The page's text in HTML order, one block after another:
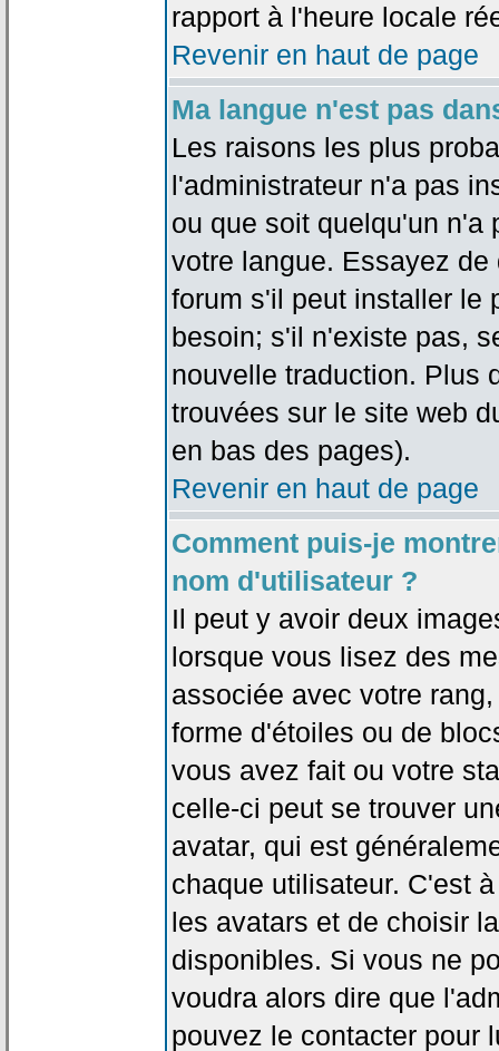
rapport à l'heure locale
Revenir en haut de page
Ma langue n'est pas
Les raisons les plus
l'administrateur n'a pas
ou que soit quelqu'un n'a
votre langue. Essayez
forum s'il peut installer le
besoin; s'il n'existe pas,
nouvelle traduction. Plus
trouvées sur le site web
en bas des pages).
Revenir en haut de page
Comment puis-je
nom d'utilisateur ?
Il peut y avoir deux
lorsque vous lisez des
associée avec votre
forme d'étoiles ou de
vous avez fait ou votre
celle-ci peut se trouver
avatar, qui est
chaque utilisateur. C'est
les avatars et de choisir
disponibles. Si vous ne
voudra alors dire que
pouvez le contacter pour